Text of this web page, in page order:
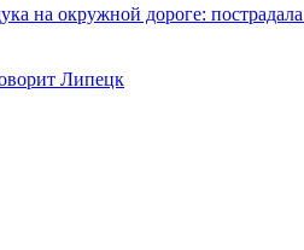
на окружной дороге:
Липецк